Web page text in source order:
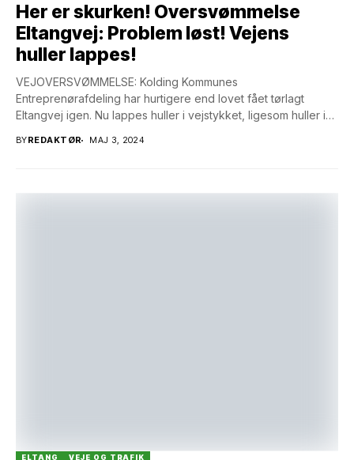
Her er skurken! Oversvømmelse
Eltangvej: Problem løst! Vejens
huller lappes!
VEJOVERSVØMMELSE: Kolding Kommunes
Entreprenørafdeling har hurtigere end lovet fået tørlagt
Eltangvej igen. Nu lappes huller i vejstykket, ligesom huller i
BYREDAKTØR MAJ 3, 2024
ELTANG VEJE OG TRAFIK